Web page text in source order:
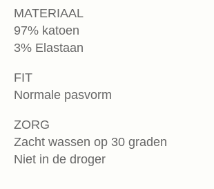
MATERIAAL
97% katoen
3% Elastaan
FIT
Normale pasvorm
ZORG
Zacht wassen op 30 graden
Niet in de droger